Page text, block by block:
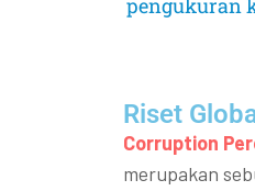
pengukuran
Riset
Corruption
merupakan